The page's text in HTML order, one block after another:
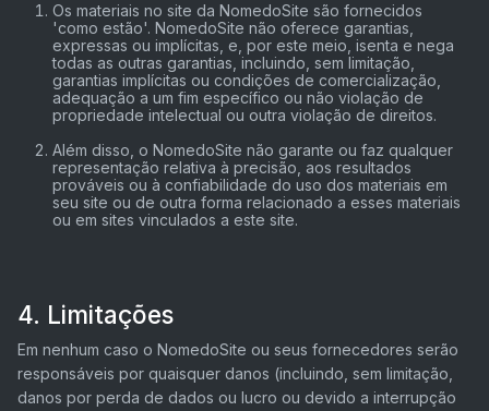
Os materiais no site da NomedoSite são fornecidos
'como estão'. NomedoSite não oferece garantias,
expressas ou implícitas, e, por este meio, isenta e nega
todas as outras garantias, incluindo, sem limitação,
garantias implícitas ou condições de comercialização,
adequação a um fim específico ou não violação de
propriedade intelectual ou outra violação de direitos.
Além disso, o NomedoSite não garante ou faz qualquer
representação relativa à precisão, aos resultados
prováveis ​​ou à confiabilidade do uso dos materiais em
seu site ou de outra forma relacionado a esses materiais
ou em sites vinculados a este site.
4. Limitações
Em nenhum caso o NomedoSite ou seus fornecedores serão
responsáveis ​​por quaisquer danos (incluindo, sem limitação,
danos por perda de dados ou lucro ou devido a interrupção